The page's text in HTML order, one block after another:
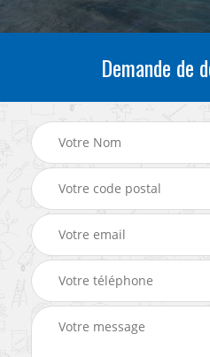
Demande de